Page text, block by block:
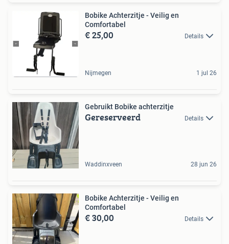
Bobike Achterzitje - Veilig en
Comfortabel
€ 25,00 Details
Nijmegen 1 jul 26
Gebruikt Bobike achterzitje
Gereserveerd Details
Waddinxveen 28 jun 26
Bobike Achterzitje - Veilig en
Comfortabel
€ 30,00 Details